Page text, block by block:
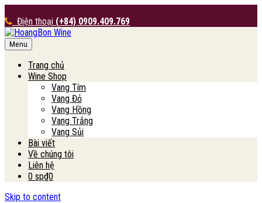
Điện thoại (+84) 0909.409.769
HoangBon Wine
Menu
Trang chủ
Wine Shop
Vang Tím
Vang Đỏ
Vang Hồng
Vang Trắng
Vang Sủi
Bài viết
Về chúng tôi
Liên hệ
0 sp₫0
Skip to content